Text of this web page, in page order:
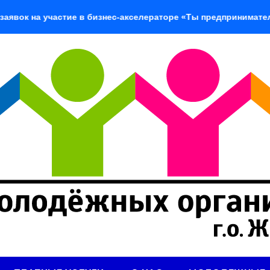
участие в бизнес-акселераторе «Ты предприниматель»